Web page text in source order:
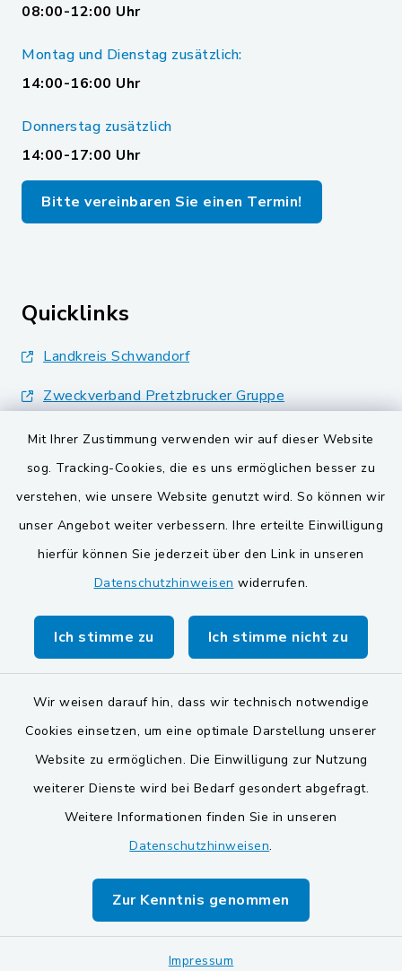
Mit Ihrer Zustimmung verwenden wir auf dieser Website
sog. Tracking-Cookies, die es uns ermöglichen besser zu
verstehen, wie unsere Website genutzt wird. So können wir
unser Angebot weiter verbessern. Ihre erteilte Einwilligung
hierfür können Sie jederzeit über den Link in unseren
Datenschutzhinweisen widerrufen.
Ich stimme zu Ich stimme nicht zu
Wir weisen darauf hin, dass wir technisch notwendige
Cookies einsetzen, um eine optimale Darstellung unserer
Website zu ermöglichen. Die Einwilligung zur Nutzung
weiterer Dienste wird bei Bedarf gesondert abgefragt.
Weitere Informationen finden Sie in unseren
Datenschutzhinweisen.
Zur Kenntnis genommen
Impressum
08:00-12:00 Uhr
Montag und Dienstag zusätzlich:
14:00-16:00 Uhr
Donnerstag zusätzlich
14:00-17:00 Uhr
Bitte vereinbaren Sie einen Termin!
Quicklinks
Landkreis Schwandorf
Zweckverband Pretzbrucker Gruppe
BayernPortal
Gemeinden der
Verwaltungsgemeinschaft
Gemeinde Schwarzach bei Nabburg
Markt Schwarzenfeld
Gemeinde Stulln
Barrierefreiheit
Sitemap